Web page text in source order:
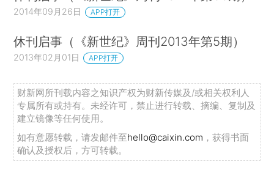
2014年09月26日 APP打开
休刊启事（《新世纪》周刊2013年第5期）
2013年02月01日 APP打开
财新网所刊载内容之知识产权为财新传媒及/或相关权利人
专属所有或持有。未经许可，禁止进行转载、摘编、复制及
建立镜像等任何使用。
如有意愿转载，请发邮件至hello@caixin.com ，获得书面
确认及授权后，方可转载。